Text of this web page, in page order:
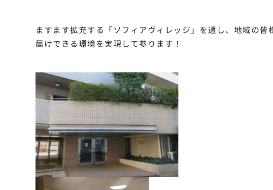
ますます拡充する「ソフィアヴィレッジ」を通し、地域の
届けできる環境を実現して参ります！